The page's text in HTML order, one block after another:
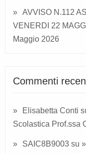
AVVISO N.112
VENERDI 22
Maggio 2026
Commenti
Elisabetta Conti
Scolastica Prof.ssa
SAIC8B9003 su